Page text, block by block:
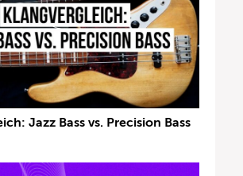
Jazz Bass vs. Precision Bass